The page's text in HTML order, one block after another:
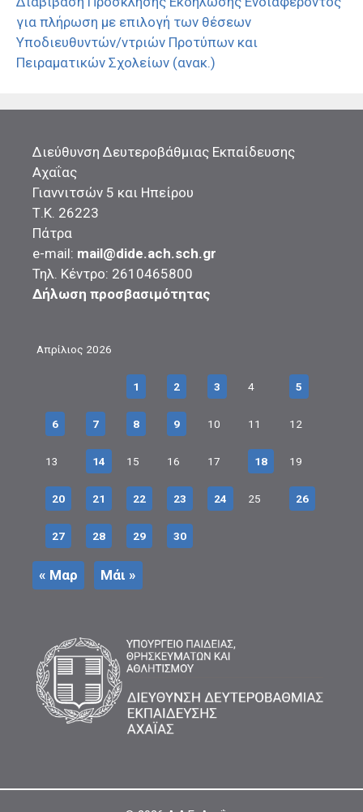
για πλήρωση με επιλογή των θέσεων
Υποδιευθυντών/ντριών Προτύπων και
Πειραματικών Σχολείων (ανακ.)
Διεύθυνση Δευτεροβάθμιας Εκπαίδευσης
Αχαΐας
Γιαννιτσών 5 και Ηπείρου
Τ.Κ. 26223
Πάτρα
e-mail: mail@dide.ach.sch.gr
Τηλ. Κέντρο: 2610465800
Δήλωση προσβασιμότητας
Απρίλιος 2026
1 2 3 4 5
6 7 8 9 10 11 12
13 14 15 16 17 18 19
20 21 22 23 24 25 26
27 28 29 30
« Μαρ Μάι »